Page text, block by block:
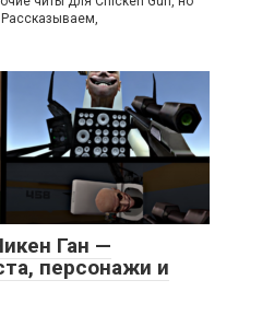
Рассказываем,
Ган —
персонажи и